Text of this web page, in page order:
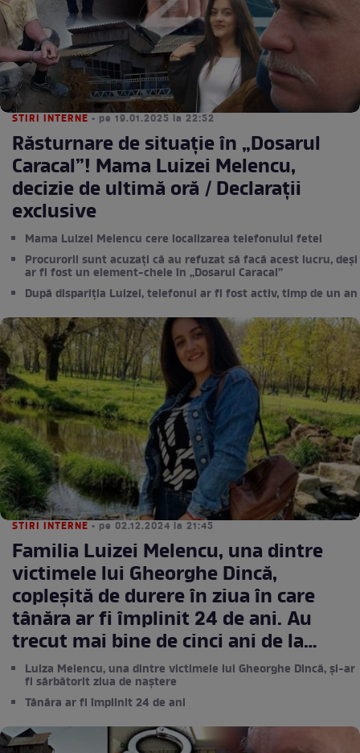
STIRI INTERNE • pe 19.01.2025 la 22:52
Răsturnare de situație în „Dosarul
Caracal”! Mama Luizei Melencu,
decizie de ultimă oră / Declarații
exclusive
Mama Luizei Melencu cere localizarea telefonului fetei
Procurorii sunt acuzați că au refuzat să facă acest lucru, deși
ar fi fost un element-cheie în „Dosarul Caracal”
După dispariția Luizei, telefonul ar fi fost activ, timp de un an
STIRI INTERNE • pe 02.12.2024 la 21:45
Familia Luizei Melencu, una dintre
victimele lui Gheorghe Dincă,
copleșită de durere în ziua în care
tânăra ar fi împlinit 24 de ani. Au
trecut mai bine de cinci ani de la
dispariția ei
Luiza Melencu, una dintre victimele lui Gheorghe Dincă, și-ar
fi sărbătorit ziua de naștere
Tânăra ar fi împlinit 24 de ani